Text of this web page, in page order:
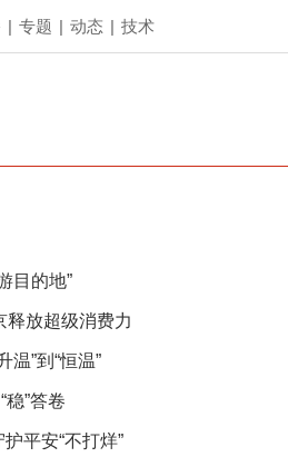
| 专题 | 动态 | 技术
目的地”
释放超级消费力
温”到“恒温”
稳”答卷
平安“不打烊”